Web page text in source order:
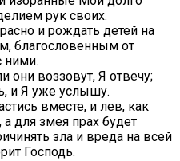
рук своих.
и рождать детей на
благословенным от
ними.
они воззовут, Я отвечу;
и Я уже услышу.
вместе, и лев, как
а для змея прах будет
зла и вреда на всей
Господь.